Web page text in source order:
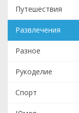
Путешествия
Развлечения
Разное
Рукоделие
Спорт